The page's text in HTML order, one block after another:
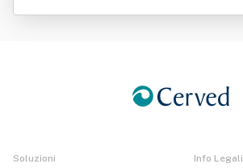
bacchi Di Bertu' Giovanni E C
Soluzioni Info Legali